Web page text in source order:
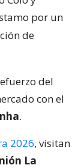
por un
de
del
con el
.
2026, visitan
La